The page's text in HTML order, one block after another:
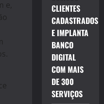
e,
CLIENTES
CADASTRADOS
E IMPLANTA
BANCO
DIGITAL
COM MAIS
DE 300
SERVIÇOS